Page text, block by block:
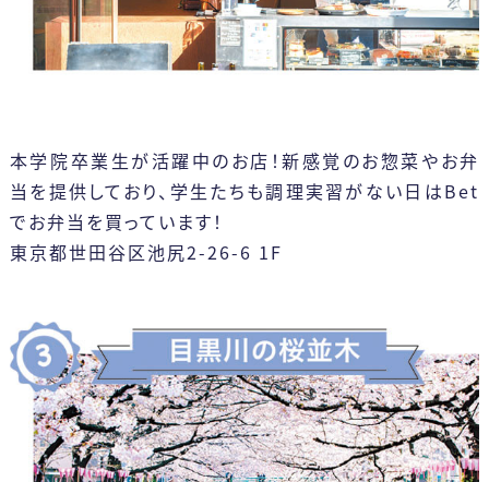
前 次
2026 年 8月
日 月 火 水
2 4 6 7 8
9 10 11 12 13 14 15
16 17 18 19 20 21 22
本学院卒業生が活躍中のお店！新感覚のお惣菜やお弁
当を提供しており、学生たちも調理実習がない日はBet
でお弁当を買っています！
東京都世田谷区池尻2-26-6 1F